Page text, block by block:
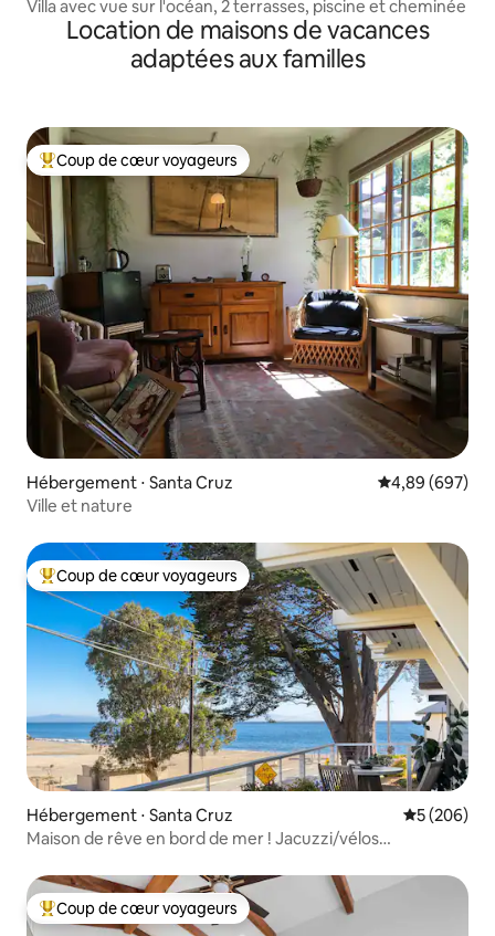
Villa avec vue sur l'océan, 2 terrasses, piscine et cheminée
Location de maisons de vacances
adaptées aux familles
Coups de cœur voyageurs les plus appréciés
Coup de cœur voyageurs
Hébergement ⋅ Santa Cruz Évaluation
4,89 (697)
Ville et nature
Coups de cœur voyageurs les plus appréciés
Coup de cœur voyageurs
Hébergement ⋅ Santa Cruz Évaluation
5 (206)
Maison de rêve en bord de mer ! Jacuzzi/vélos
Coups de cœur voyageurs les plus appréciés
Coup de cœur voyageurs